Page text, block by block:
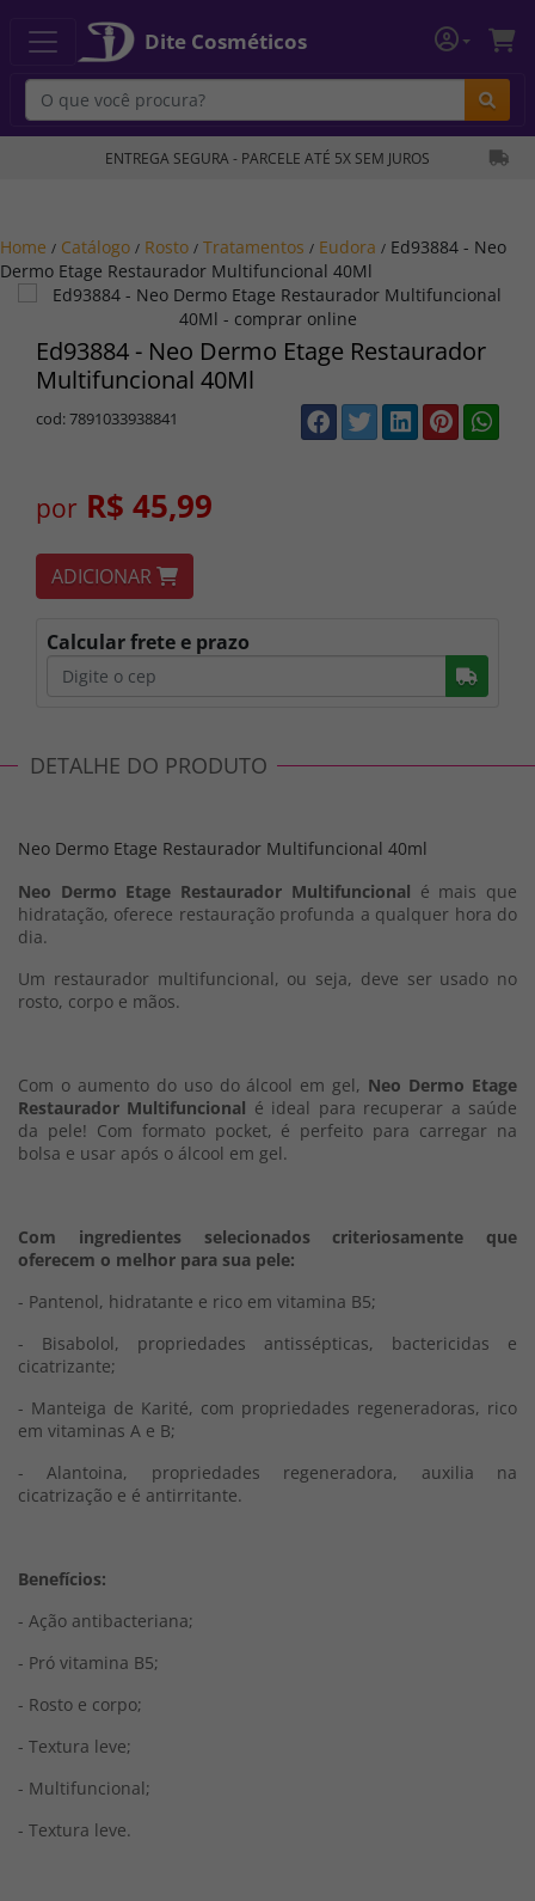
Dite Cosméticos
ENTREGA SEGURA - PARCELE ATÉ 5X SEM JUROS
Home / Catálogo / Rosto / Tratamentos / Eudora / Ed93884 - Neo
Dermo Etage Restaurador Multifuncional 40Ml
Ed93884 - Neo Dermo Etage Restaurador
Multifuncional 40Ml
cod: 7891033938841
por R$ 45,99
ADICIONAR
Calcular frete e prazo
DETALHE DO PRODUTO
Neo Dermo Etage Restaurador Multifuncional 40ml
Neo Dermo Etage Restaurador Multifuncional é mais que
hidratação, oferece restauração profunda a qualquer hora do
dia.
Um restaurador multifuncional, ou seja, deve ser usado no
rosto, corpo e mãos.
Com o aumento do uso do álcool em gel, Neo Dermo Etage
Restaurador Multifuncional é ideal para recuperar a saúde
da pele! Com formato pocket, é perfeito para carregar na
bolsa e usar após o álcool em gel.
Com ingredientes selecionados criteriosamente que
oferecem o melhor para sua pele:
- Pantenol, hidratante e rico em vitamina B5;
- Bisabolol, propriedades antissépticas, bactericidas e
cicatrizante;
- Manteiga de Karité, com propriedades regeneradoras, rico
em vitaminas A e B;
- Alantoina, propriedades regeneradora, auxilia na
cicatrização e é antirritante.
Benefícios:
- Ação antibacteriana;
- Pró vitamina B5;
- Rosto e corpo;
- Textura leve;
- Multifuncional;
- Textura leve.